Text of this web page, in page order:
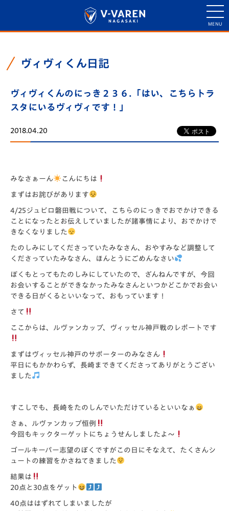
ヴィヴィくん日記
ヴィヴィくんのにっき２３６.「はい、こちらトラ
スタにいるヴィヴィです！」
2018.04.20
みなさぁーん こんにちは
まずはお詫びがあります
4/25ジュビロ磐田戦について、
こちらのにっきでおでかけできる
ことになったとお伝えしていまし たが諸事情により、おでかけで
きなくなりました
たのしみにしてくださっていたみなさん、
おやすみなど調整して
くださっていたみなさん、
ほんとうにごめんなさい
ぼくもとってもたのしみにしていたので、ざんねんですが、 今回
お会いすることができなかったみなさんといつかどこかでお会 い
できる日がくるといいなって、おもっています！
さて
ここからは、ルヴァンカップ、ヴィッセル神戸戦のレポートです
まずはヴィッセル神戸のサポーターのみなさん
平日にもかかわらず、 長崎まできてくださってありがとうござい
ました
すこしでも、長崎をたのしんでいただけているといいなぁ
さぁ、ルヴァンカップ恒例
今回もキックターゲットにちょうせんしましたよ～
ゴールキーパー志望のぼくですがこの日にそなえて、 たくさんシ
ュートの練習をかさねてきました
結果は
20点と30点をゲット
40点ははずれてしまいましたが